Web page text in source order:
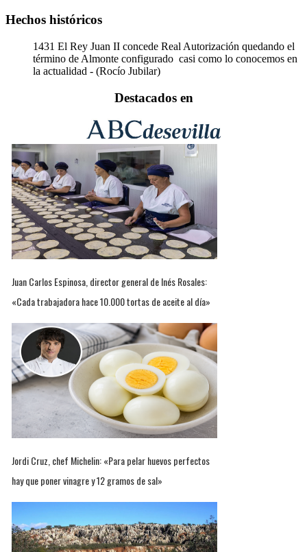
Hechos históricos
1431 El Rey Juan II concede Real Autorización quedando el
término de Almonte configurado casi como lo conocemos en
la actualidad - (Rocío Jubilar)
Destacados en
Juan Carlos Espinosa, director general de Inés Rosales:
«Cada trabajadora hace 10.000 tortas de aceite al día»
Jordi Cruz, chef Michelin: «Para pelar huevos perfectos
hay que poner vinagre y 12 gramos de sal»